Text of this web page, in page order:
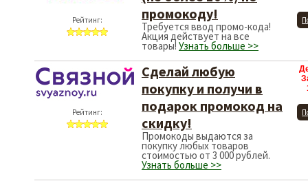
Рейтинг:
промокоду!
Требуется ввод промо-кода!
Акция действует на все
товары! Узнать больше >>
Рейтинг:
Сделай любую
покупку и получи в
подарок промокод на
скидку!
Промокоды выдаются за
покупку любых товаров
стоимостью от 3 000 рублей.
Узнать больше >>